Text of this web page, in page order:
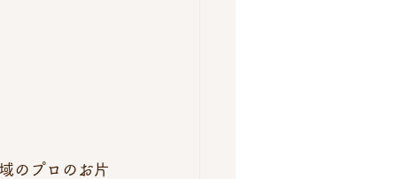
のプロのお片